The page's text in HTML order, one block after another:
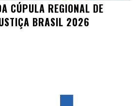
CÚPULA REGIONAL DE
BRASIL 2026